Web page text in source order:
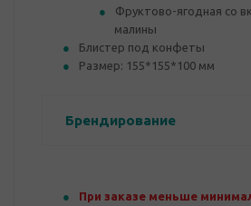
Фруктово-ягодная со
малины
Блистер под конфеты
Размер: 155*155*100 мм
Брендирование
При заказе меньше